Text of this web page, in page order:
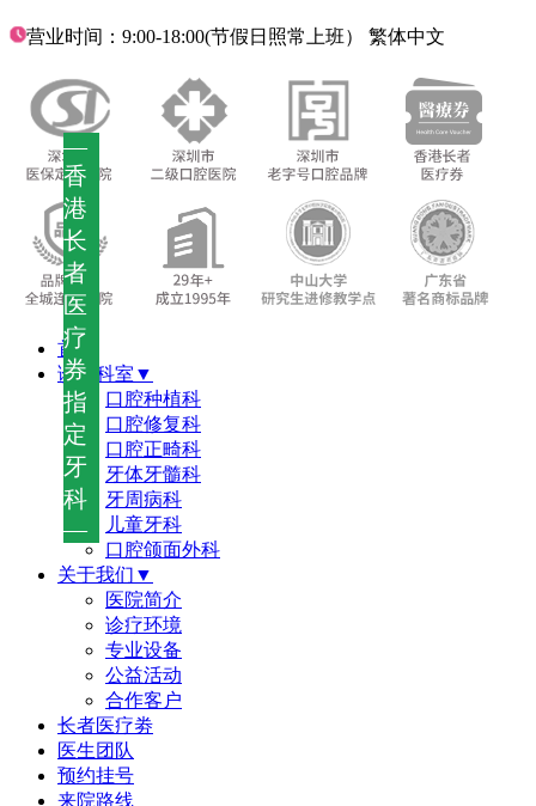
—
香
港
长
者
医
疗
券
指
定
牙
科
—
营业时间：9:00-18:00(节假日照常上班） 繁体中文
首页
诊疗科室▼
口腔种植科
口腔修复科
口腔正畸科
牙体牙髓科
牙周病科
儿童牙科
口腔颌面外科
关于我们▼
医院简介
诊疗环境
专业设备
公益活动
合作客户
长者医疗劵
医生团队
预约挂号
来院路线